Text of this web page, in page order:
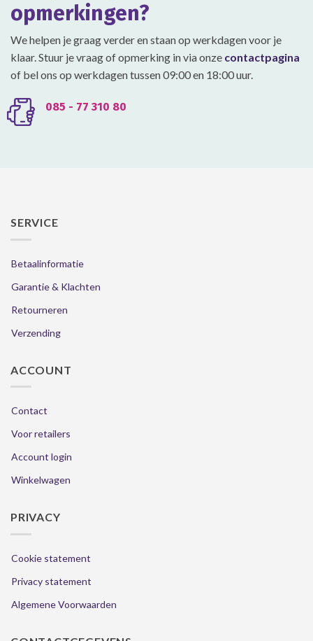
opmerkingen?
We helpen je graag verder en staan op werkdagen voor je
klaar. Stuur je vraag of opmerking in via onze contactpagina
of bel ons op werkdagen tussen 09:00 en 18:00 uur.
085 - 77 310 80
SERVICE
Betaalinformatie
Garantie & Klachten
Retourneren
Verzending
ACCOUNT
Contact
Voor retailers
Account login
Winkelwagen
PRIVACY
Cookie statement
Privacy statement
Algemene Voorwaarden